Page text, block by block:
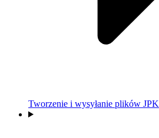
Tworzenie i wysyłanie plików JPK